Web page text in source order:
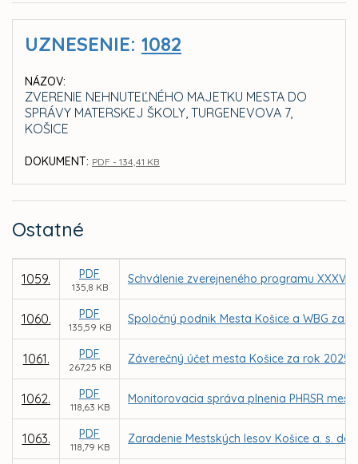
UZNESENIE: 1082
NÁZOV:
ZVERENIE NEHNUTEĽNÉHO MAJETKU MESTA DO
SPRÁVY MATERSKEJ ŠKOLY, TURGENEVOVA 7,
KOŠICE
DOKUMENT: PDF - 134,41 KB
Ostatné
1059. PDF
135,8 KB
Schválenie zverejneného programu XXXV.
1060. PDF
135,59 KB
Spoločný podnik Mesta Košice a WBG za
1061. PDF
267,25 KB
Záverečný účet mesta Košice za rok 2025
1062. PDF
118,63 KB
Monitorovacia správa plnenia PHRSR
1063. PDF
118,79 KB
Zaradenie Mestských lesov Košice a. s.